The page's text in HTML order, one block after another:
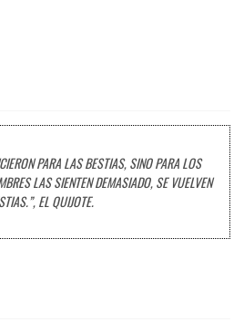
PARA LAS BESTIAS, SINO PARA LOS
LAS SIENTEN DEMASIADO, SE VUELVEN
EL QUIJOTE.